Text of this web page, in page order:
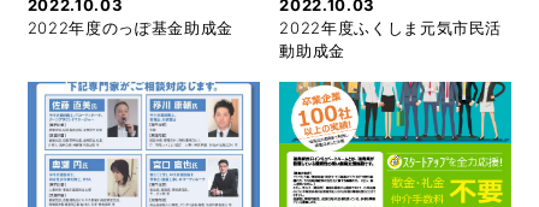
2022.10.03
2022年度のっぽ基金助成金
2022.10.03
2022年度ふくしま元気市民活
動助成金